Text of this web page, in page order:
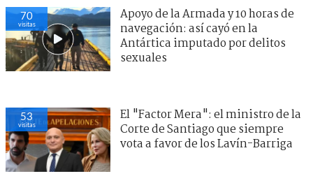
70
visitas
Apoyo de la Armada y 10 horas de
navegación: así cayó en la
Antártica imputado por delitos
sexuales
53
visitas
El "Factor Mera": el ministro de la
Corte de Santiago que siempre
vota a favor de los Lavín-Barriga